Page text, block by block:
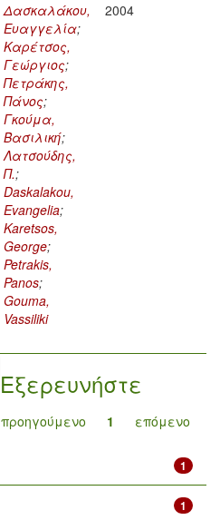
Δασκαλάκου,
Ευαγγελία;
Καρέτσος,
Γεώργιος;
Πετράκης,
Πάνος;
Γκούμα,
Βασιλική;
Λατσούδης,
Π.;
Daskalakou,
Evangelia;
Karetsos,
George;
Petrakis,
Panos;
Gouma,
Vassiliki
2004
προηγούμενο 1 επόμενο
Εξερευνήστε
1
1